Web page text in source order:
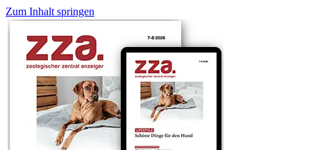
Zum Inhalt springen